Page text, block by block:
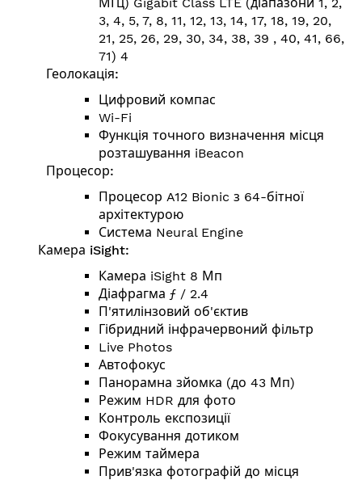
3, 4, 5, 7, 8, 11, 12, 13, 14, 17, 18, 19, 20,
21, 25, 26, 29, 30, 34, 38, 39 , 40, 41, 66,
71) 4
Геолокація:
Цифровий компас
Wi-Fi
Функція точного визначення місця
розташування iBeacon
Процесор:
Процесор A12 Bionic з 64-бітної
архітектурою
Система Neural Engine
Камера iSight:
Камера iSight 8 Мп
Діафрагма ƒ / 2.4
П'ятилінзовий об'єктив
Гібридний інфрачервоний фільтр
Live Photos
Автофокус
Панорамна зйомка (до 43 Мп)
Режим HDR для фото
Контроль експозиції
Фокусування дотиком
Режим таймера
Прив'язка фотографій до місця